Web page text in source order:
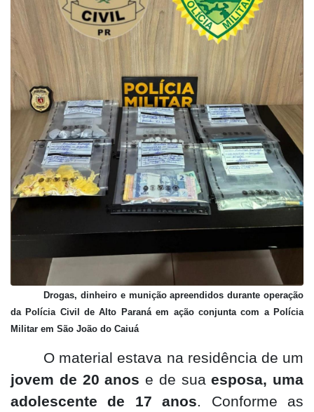
Drogas, dinheiro e munição apreendidos durante operação
da Polícia Civil de Alto Paraná em ação conjunta com a Polícia
Militar em São João do Caiuá
O material estava na residência de um
jovem de 20 anos e de suaesposa, uma
adolescente de 17 anos. Conforme as